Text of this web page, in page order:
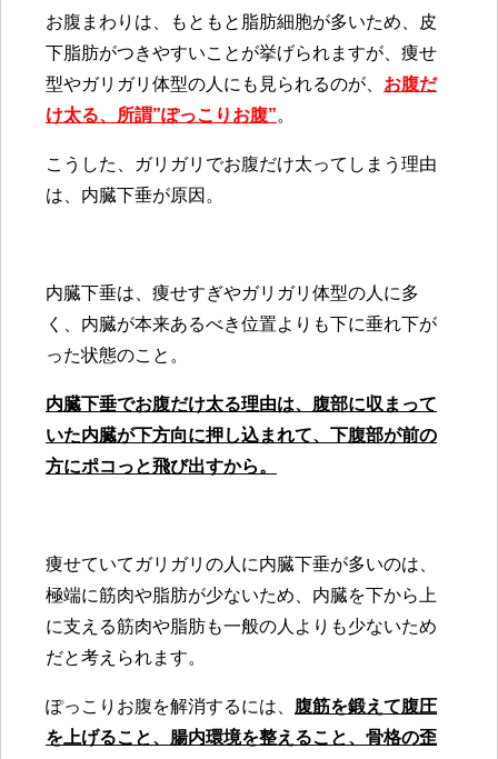
お腹まわりは、もともと脂肪細胞が多いため、皮
下脂肪がつきやすいことが挙げられますが、痩せ
型やガリガリ体型の人にも見られるのが、 お腹だ
け太る、所謂”ぽっこりお腹”。
こうした、ガリガリでお腹だけ太ってしまう理由
は、 内臓下垂が原因。
内臓下垂は、痩せすぎやガリガリ体型の人に多
く、内臓が本来あるべき位置よりも下に垂れ下が
った状態のこと。
内臓下垂でお腹だけ太る理由は、腹部に収まって
いた内臓が下方向に押し込まれて、下腹部が前の
方にポコっと飛び出すから。
痩せていてガリガリの人に内臓下垂が多いのは、
極端に筋肉や脂肪が少ないため、内臓を下から上
に支える筋肉や脂肪も一般の人よりも少ないため
だと考えられます。
ぽっこりお腹を解消するには、 腹筋を鍛えて腹圧
を上げること、腸内環境を整えること、骨格の歪